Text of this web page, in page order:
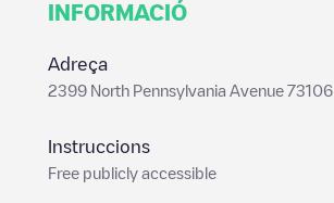
INFORMACIÓ
Adreça
2399 North Pennsylvania Avenue 73106
Instruccions
Free publicly accessible